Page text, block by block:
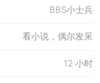
BBS小士兵
看小说，偶尔发呆
12 小时